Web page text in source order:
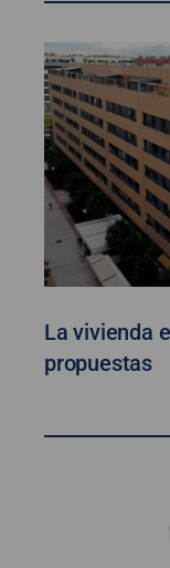
La vivienda
propuestas